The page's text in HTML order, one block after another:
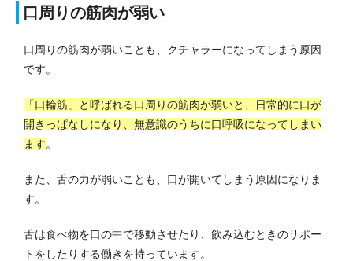
口周りの筋肉が弱い
口周りの筋肉が弱いことも、クチャラーになってしまう原因
です。
「口輪筋」と呼ばれる口周りの筋肉が弱いと、日常的に口が
開きっぱなしになり、無意識のうちに口呼吸になってしまい
ます。
また、舌の力が弱いことも、口が開いてしまう原因になりま
す。
舌は食べ物を口の中で移動させたり、飲み込むときのサポー
トをしたりする働きを持っています。